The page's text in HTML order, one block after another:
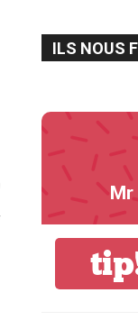
ILS NOUS
Mr